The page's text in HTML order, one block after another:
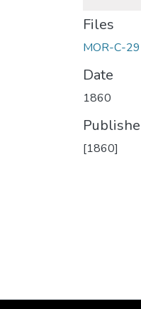
Files
MOR-C-
Date
1860
[1860]